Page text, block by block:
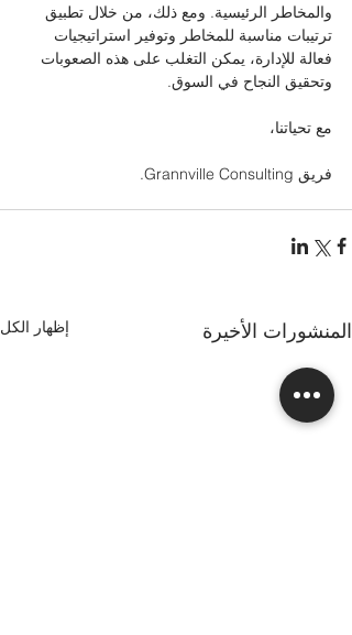
والمخاطر الرئيسية. ومع ذلك، من خلال تطبيق
ترتيبات مناسبة للمخاطر وتوفير استراتيجيات
فعالة للإدارة، يمكن التغلب على هذه الصعوبات
وتحقيق النجاح في السوق.
مع تحياتنا،
فريق Grannville Consulting.
المنشورات الأخيرة إظهار الكل